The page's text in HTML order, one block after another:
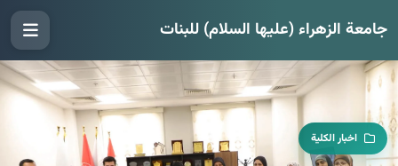
جامعة الزهراء (عليها السلام) للبنات
اخبار الكلية